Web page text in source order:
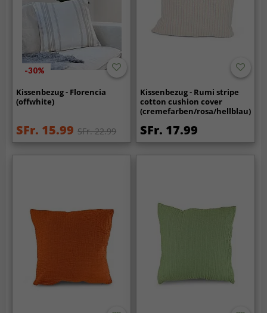
-30%
Kissenbezug - Florencia
(offwhite)
SFr. 15.99 SFr. 22.99
Kissenbezug - Rumi stripe
cotton cushion cover
(cremefarben/rosa/hellblau)
SFr. 17.99